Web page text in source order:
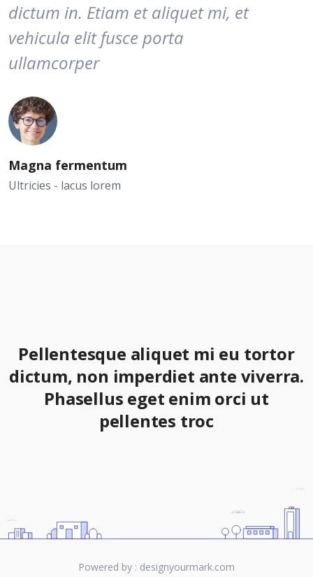
dictum in. Etiam et aliquet mi, et
vehicula elit fusce porta
ullamcorper
Magna fermentum
Ultricies - lacus lorem
Pellentesque aliquet mi eu tortor
dictum, non imperdiet ante viverra.
Phasellus eget enim orci ut
pellentes troc
Powered by : designyourmark.com